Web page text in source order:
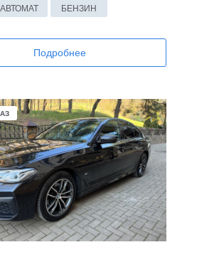
БЕНЗИН
АВТОМАТ
Подробнее